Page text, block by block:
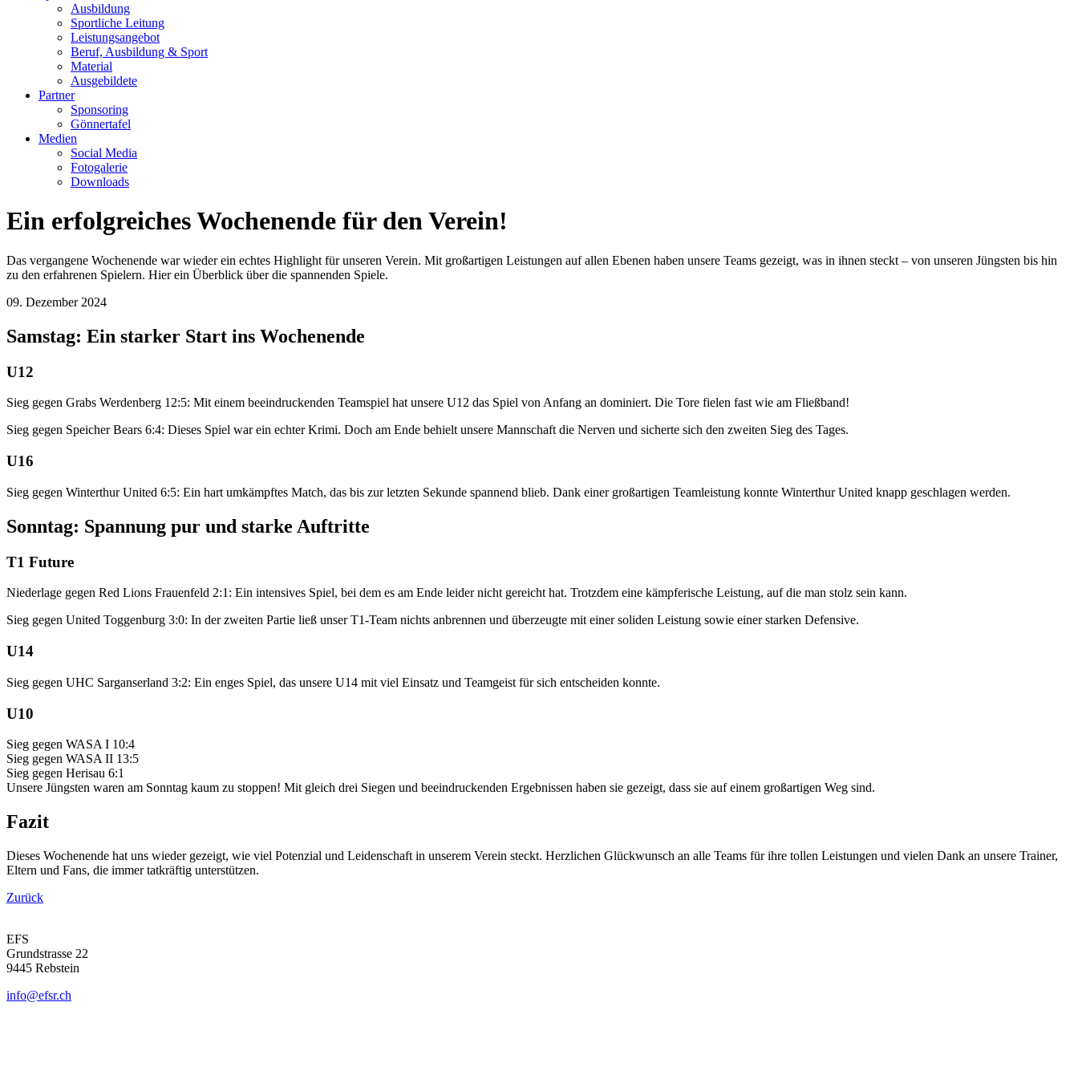
Ausbildung
Sportliche Leitung
Leistungsangebot
Beruf, Ausbildung & Sport
Material
Ausgebildete
Partner
Sponsoring
Gönnertafel
Medien
Social Media
Fotogalerie
Downloads
Ein erfolgreiches Wochenende für den Verein!
Das vergangene Wochenende war wieder ein echtes Highlight für unseren Verein. Mit großartigen Leistungen auf allen Ebenen haben unsere Teams gezeigt, was in ihnen steckt – von unseren Jüngsten bis hin
zu den erfahrenen Spielern. Hier ein Überblick über die spannenden Spiele.
09. Dezember 2024
Samstag: Ein starker Start ins Wochenende
U12
Sieg gegen Grabs Werdenberg 12:5: Mit einem beeindruckenden Teamspiel hat unsere U12 das Spiel von Anfang an dominiert. Die Tore fielen fast wie am Fließband!
Sieg gegen Speicher Bears 6:4: Dieses Spiel war ein echter Krimi. Doch am Ende behielt unsere Mannschaft die Nerven und sicherte sich den zweiten Sieg des Tages.
U16
Sieg gegen Winterthur United 6:5: Ein hart umkämpftes Match, das bis zur letzten Sekunde spannend blieb. Dank einer großartigen Teamleistung konnte Winterthur United knapp geschlagen werden.
Sonntag: Spannung pur und starke Auftritte
T1 Future
Niederlage gegen Red Lions Frauenfeld 2:1: Ein intensives Spiel, bei dem es am Ende leider nicht gereicht hat. Trotzdem eine kämpferische Leistung, auf die man stolz sein kann.
Sieg gegen United Toggenburg 3:0: In der zweiten Partie ließ unser T1-Team nichts anbrennen und überzeugte mit einer soliden Leistung sowie einer starken Defensive.
U14
Sieg gegen UHC Sarganserland 3:2: Ein enges Spiel, das unsere U14 mit viel Einsatz und Teamgeist für sich entscheiden konnte.
U10
Sieg gegen WASA I 10:4
Sieg gegen WASA II 13:5
Sieg gegen Herisau 6:1
Unsere Jüngsten waren am Sonntag kaum zu stoppen! Mit gleich drei Siegen und beeindruckenden Ergebnissen haben sie gezeigt, dass sie auf einem großartigen Weg sind.
Fazit
Dieses Wochenende hat uns wieder gezeigt, wie viel Potenzial und Leidenschaft in unserem Verein steckt. Herzlichen Glückwunsch an alle Teams für ihre tollen Leistungen und vielen Dank an unsere Trainer,
Eltern und Fans, die immer tatkräftig unterstützen.
Zurück
EFS
Grundstrasse 22
9445 Rebstein
info@efsr.ch